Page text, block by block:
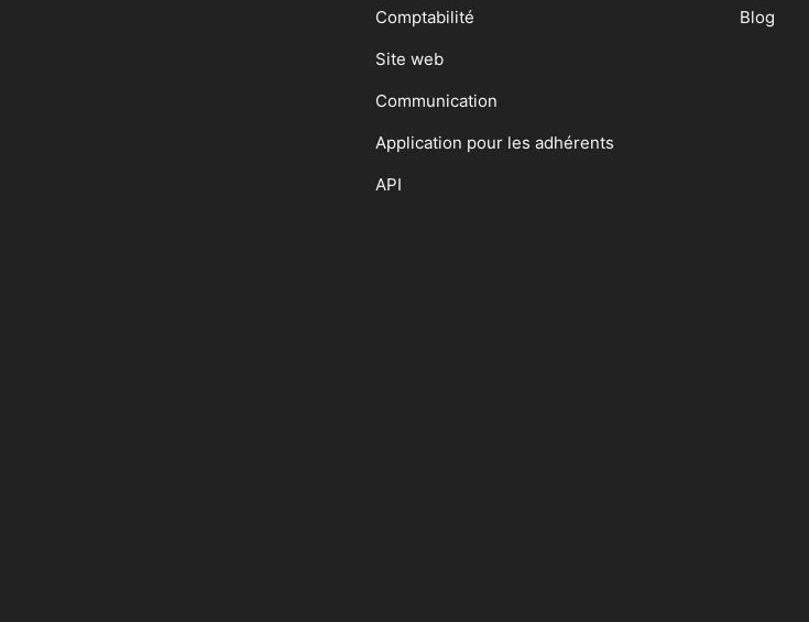
Comptabilité
Site web
Communication
Application pour les adhérents
API
Blog